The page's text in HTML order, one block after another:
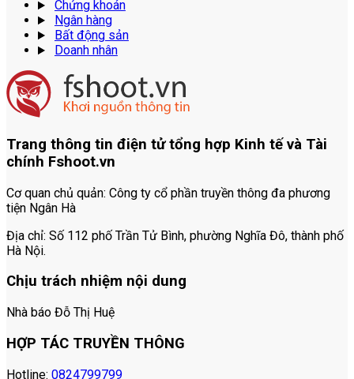
Chứng khoán
Ngân hàng
Bất động sản
Doanh nhân
Trang thông tin điện tử tổng hợp Kinh tế và Tài
chính Fshoot.vn
Cơ quan chủ quản: Công ty cổ phần truyền thông đa phương
tiện Ngân Hà
Địa chỉ: Số 112 phố Trần Tử Bình, phường Nghĩa Đô, thành phố
Hà Nội.
Chịu trách nhiệm nội dung
Nhà báo Đỗ Thị Huệ
HỢP TÁC TRUYỀN THÔNG
Hotline: 0824799799